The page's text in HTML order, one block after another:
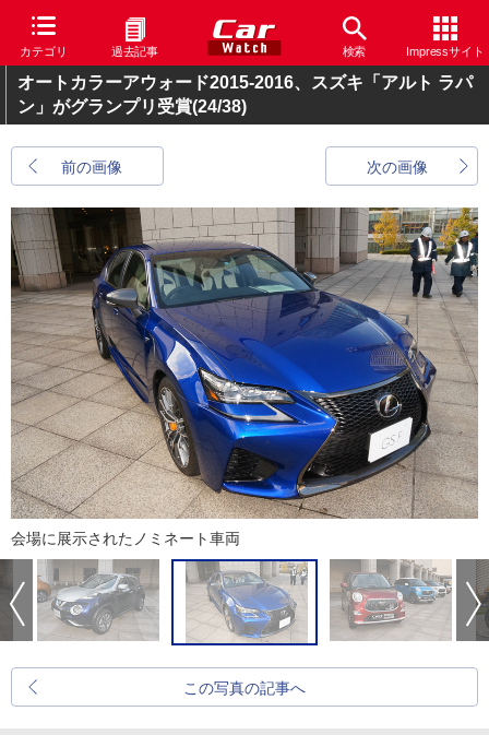
カテゴリ 過去記事 検索 Impressサイト
オートカラーアウォード2015-2016、スズキ「アルト ラパ
ン」がグランプリ受賞(24/38)
前の画像 次の画像
会場に展示されたノミネート車両
この写真の記事へ